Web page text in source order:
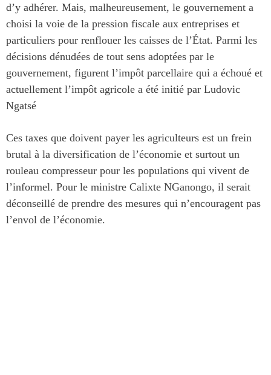
d’y adhérer. Mais, malheureusement, le gouvernement a
choisi la voie de la pression fiscale aux entreprises et
particuliers pour renflouer les caisses de l’État. Parmi les
décisions dénudées de tout sens adoptées par le
gouvernement, figurent l’impôt parcellaire qui a échoué et
actuellement l’impôt agricole a été initié par Ludovic
Ngatsé
Ces taxes que doivent payer les agriculteurs est un frein
brutal à la diversification de l’économie et surtout un
rouleau compresseur pour les populations qui vivent de
l’informel. Pour le ministre Calixte NGanongo, il serait
déconseillé de prendre des mesures qui n’encouragent pas
l’envol de l’économie.